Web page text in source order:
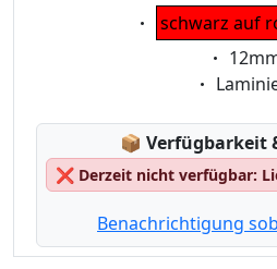
Eigenschaft:
schwarz auf
📦 Lagerstatus:
Verfügbarkeit
❌ Derzeit nicht verfügbar:
Benachrichtigung